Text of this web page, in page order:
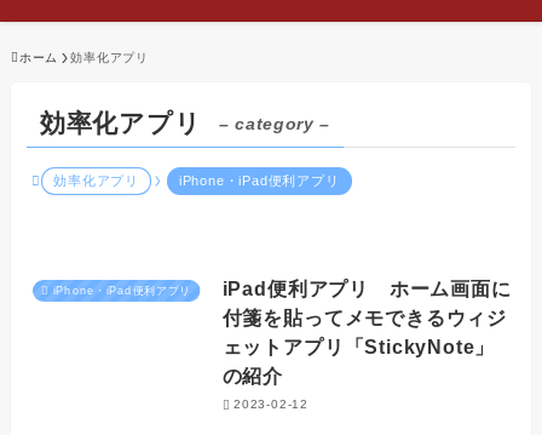
ホーム 効率化アプリ
効率化アプリ – category –
効率化アプリ iPhone・iPad便利アプリ
iPhone・iPad便利アプリ
iPad便利アプリ ホーム画面に
付箋を貼ってメモできるウィジ
ェットアプリ「StickyNote」
の紹介
2023-02-12